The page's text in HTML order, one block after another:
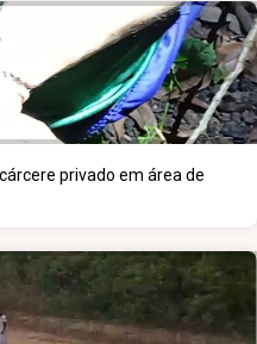
privado em área de